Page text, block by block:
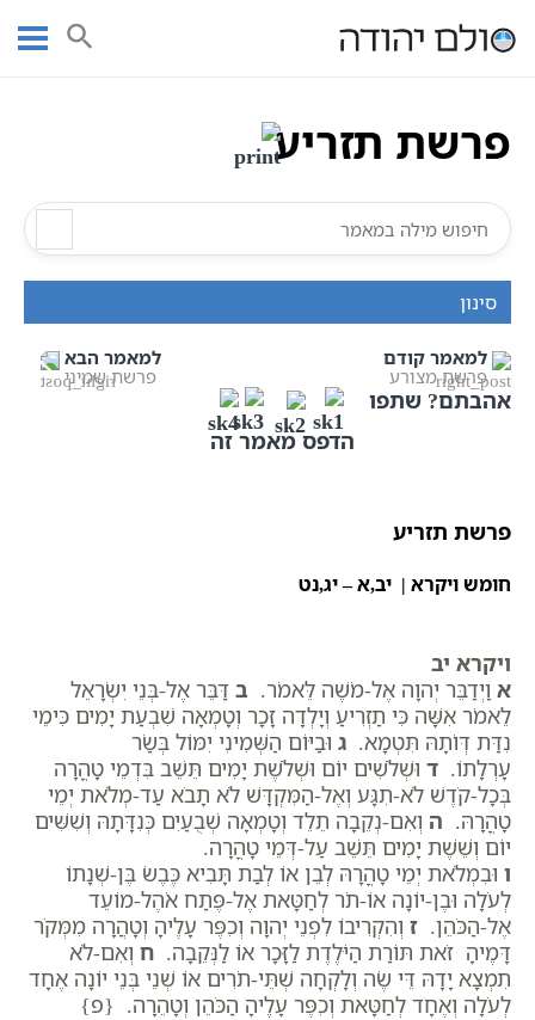
עמוד ראשי
פרשת תזריע
תורה
תנ"ך מנוקד פרשת תזריע
פרשת תזריע
פרשת תזריע
חומש ויקרא | יב,א – יג,נט
ויקרא יב
א וַיְדַבֵּר יְהוָה אֶל-מֹשֶׁה לֵּאמֹר. ב דַּבֵּר אֶל-בְּנֵי יִשְׂרָאֵל
לֵאמֹר אִשָּׁה כִּי תַזְרִיעַ וְיָלְדָה זָכָר וְטָמְאָה שִׁבְעַת יָמִים כִּימֵי
נִדַּת דְּו‍ֹתָהּ תִּטְמָא. ג וּבַיּוֹם הַשְּׁמִינִי יִמּוֹל בְּשַׂר
עָרְלָתוֹ. ד וּשְׁלֹשִׁים יוֹם וּשְׁלֹשֶׁת יָמִים תֵּשֵׁב בִּדְמֵי טָהֳרָה
בְּכָל-קֹדֶשׁ לֹא-תִגָּע וְאֶל-הַמִּקְדָּשׁ לֹא תָבֹא עַד-מְלֹאת יְמֵי
טָהֳרָהּ. ה וְאִם-נְקֵבָה תֵלֵד וְטָמְאָה שְׁבֻעַיִם כְּנִדָּתָהּ וְשִׁשִּׁים
יוֹם וְשֵׁשֶׁת יָמִים תֵּשֵׁב עַל-דְּמֵי טָהֳרָה.
ו וּבִמְלֹאת יְמֵי טָהֳרָהּ לְבֵן אוֹ לְבַת תָּבִיא כֶּבֶשׂ בֶּן-שְׁנָתוֹ
לְעֹלָה וּבֶן-יוֹנָה אוֹ-תֹר לְחַטָּאת אֶל-פֶּתַח אֹהֶל-מוֹעֵד
אֶל-הַכֹּהֵן. ז וְהִקְרִיבוֹ לִפְנֵי יְהוָה וְכִפֶּר עָלֶיהָ וְטָהֲרָה מִמְּקֹר
דָּמֶיהָ זֹאת תּוֹרַת הַיֹּלֶדֶת לַזָּכָר אוֹ לַנְּקֵבָה. ח וְאִם-לֹא
תִמְצָא יָדָהּ דֵּי שֶׂה וְלָקְחָה שְׁתֵּי-תֹרִים אוֹ שְׁנֵי בְּנֵי יוֹנָה אֶחָד
לְעֹלָה וְאֶחָד לְחַטָּאת וְכִפֶּר עָלֶיהָ הַכֹּהֵן וְטָהֵרָה. {פ}
סינון
למאמר קודם
פרשת מצורע
למאמר הבא
פרשת שמיני
אהבתם? שתפו
הדפס מאמר זה